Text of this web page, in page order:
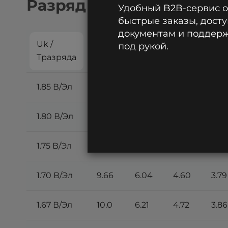
Разряд постоянным
Uk /
Tразряда
10
1.85 В/Эл
1.80 В/Эл
1.75 В/Эл
1.70 В/Эл 9.66 6.04 4.60 3.79
1.67 В/Эл 10.0 6.21 4.72 3.86
Удобный B2B-сервис
быстрые заказы,
документам и
под рукой.